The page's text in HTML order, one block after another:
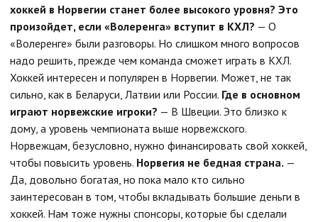
хоккей в Норвегии станет более высокого уровня? Это
произойдет, если «Волеренга» вступит в КХЛ? — О
«Волеренге» были разговоры. Но слишком много вопросов
надо решить, прежде чем команда сможет играть в КХЛ.
Хоккей интересен и популярен в Норвегии. Может, не так
сильно, как в Беларуси, Латвии или России. Где в основном
играют норвежские игроки? — В Швеции. Это близко к
дому, а уровень чемпионата выше норвежского.
Норвежцам, безусловно, нужно финансировать свой хоккей,
чтобы повысить уровень. Норвегия не бедная страна. —
Да, довольно богатая, но пока мало кто сильно
заинтересован в том, чтобы вкладывать большие деньги в
хоккей. Нам тоже нужны спонсоры, которые бы сделали